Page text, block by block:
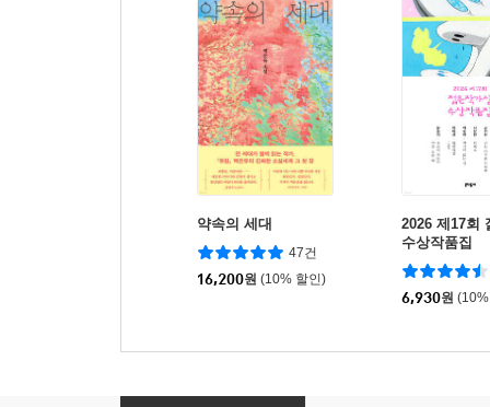
약속의 세대
47건
16,200원 (10% 할인)
2026 제17회
수상작품집
6,930원